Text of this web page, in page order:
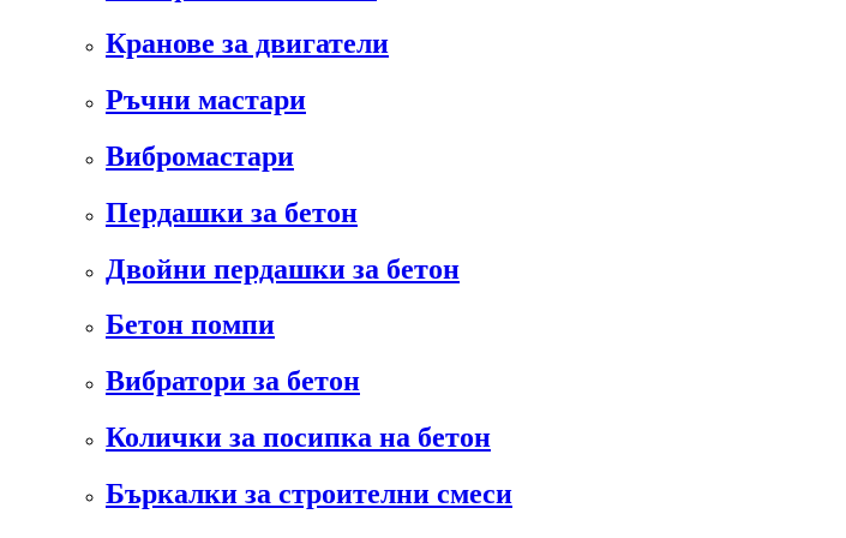
Кранове за двигатели
Ръчни мастари
Вибромастари
Пердашки за бетон
Двойни пердашки за бетон
Бетон помпи
Вибратори за бетон
Колички за посипка на бетон
Бъркалки за строителни смеси